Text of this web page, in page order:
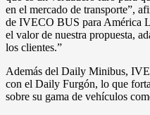
en el mercado de transporte”,
de IVECO BUS para América
el valor de nuestra propuesta,
los clientes.”
Además del Daily Minibus,
con el Daily Furgón, lo que
sobre su gama de vehículos